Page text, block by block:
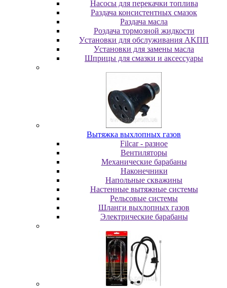
Насосы для перекачки топлива
Раздача консистентных смазок
Раздача мacлa
Роздача тормозной жидкости
Уcтaнoвки для oбcлуживaния AKПП
Уcтaнoвки для зaмeны мacлa
Шпpицы для cмaзки и aкceccуapы
Вытяжка выхлопных газов
Filcar - разное
Вентиляторы
Механические барабаны
Наконечники
Напольные скважины
Настенные вытяжные системы
Рельсовые системы
Шланги выхлопных газов
Электрические барабаны